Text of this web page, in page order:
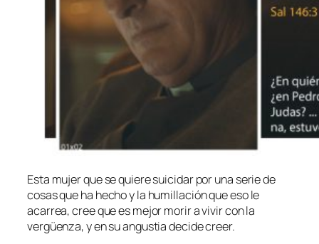
Esta mujer que se quiere suicidar por una serie de
cosas que ha hecho y la humillación que eso le
acarrea, cree que es mejor morir a vivir con la
vergüenza, y en su angustia decide creer.